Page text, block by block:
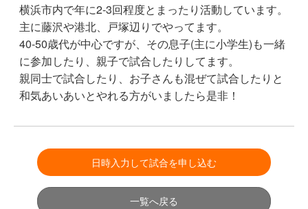
横浜市内で年に2-3回程度とまったり活動しています。
主に藤沢や港北、戸塚辺りでやってます。
40-50歳代が中心ですが、その息子(主に小学生)も一緒
に参加したり、親子で試合したりしてます。
親同士で試合したり、お子さんも混ぜて試合したりと
和気あいあいとやれる方がいましたら是非！
日時入力して試合を申し込む
一覧へ戻る